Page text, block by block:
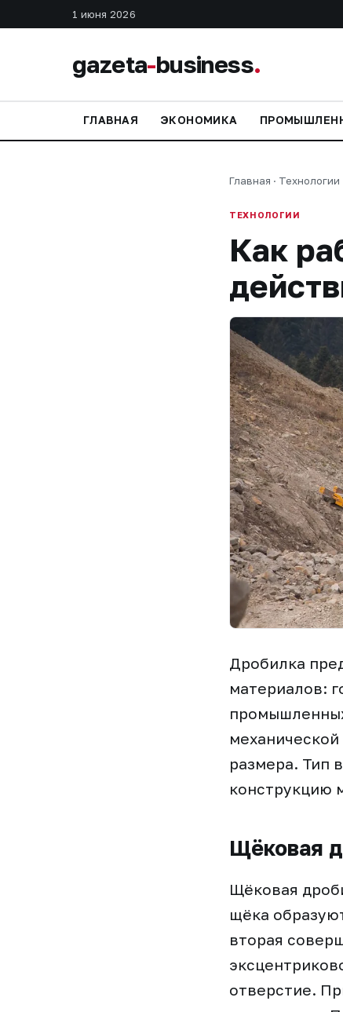
1 июня 2026
gazeta-business.
ГЛАВНАЯ ЭКОНОМИКА
Главная · Технологии
ТЕХНОЛОГИИ
Как
Дробилка
материалов:
размера. Тип
конструкцию
Щёковая
Щёковая
щёка
вторая
отверстие.